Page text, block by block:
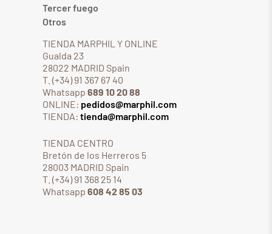
Tercer fuego
Otros
TIENDA MARPHIL Y ONLINE
Gualda 23
28022 MADRID Spain
T. (+34) 91 367 67 40
Whatsapp 689 10 20 88
ONLINE: pedidos@marphil.com
TIENDA: tienda@marphil.com
TIENDA CENTRO
Bretón de los Herreros 5
28003 MADRID Spain
T. (+34) 91 368 25 14
Whatsapp 608 42 85 03